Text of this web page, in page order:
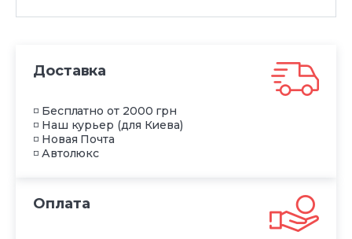
Доставка
◽ Бесплатно от 2000 грн
◽ Наш курьер (для Киева)
◽ Новая Почта
◽ Автолюкс
Оплата